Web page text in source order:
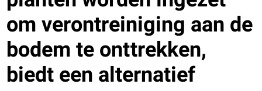
om verontreiniging aan de
bodem te onttrekken,
biedt een alternatief